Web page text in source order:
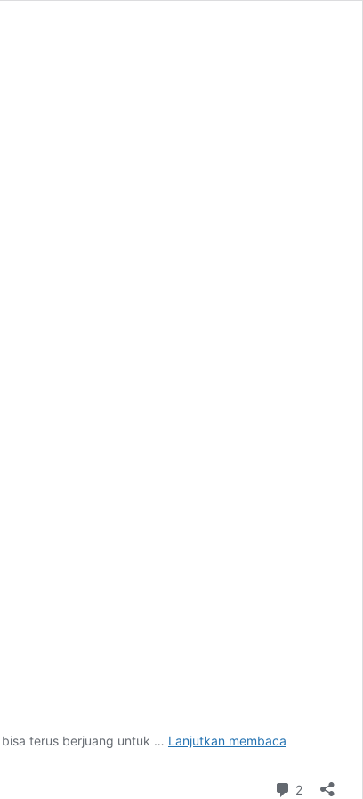
terus berjuang untuk … Lanjutkan membaca
Rossi
2Komentar